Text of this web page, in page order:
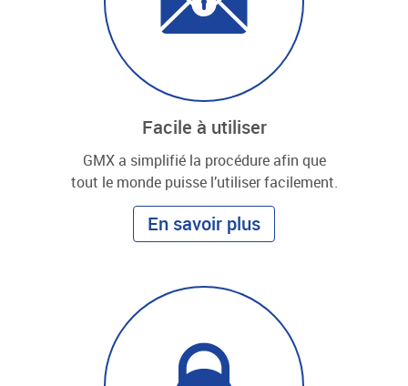
Facile à utiliser
GMX a simplifié la procédure afin que
tout le monde puisse l’utiliser facilement.
En savoir plus